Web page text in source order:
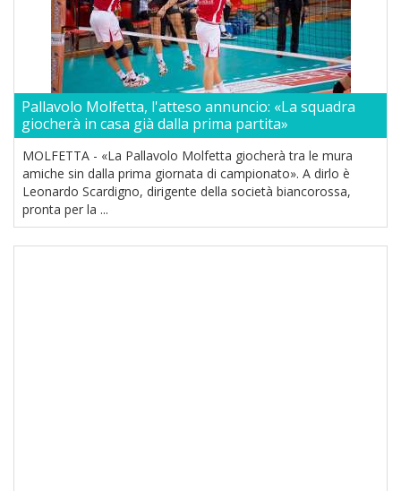
Pallavolo Molfetta, l'atteso annuncio: «La squadra
giocherà in casa già dalla prima partita»
MOLFETTA - «La Pallavolo Molfetta giocherà tra le mura
amiche sin dalla prima giornata di campionato». A dirlo è
Leonardo Scardigno, dirigente della società biancorossa,
pronta per la ...